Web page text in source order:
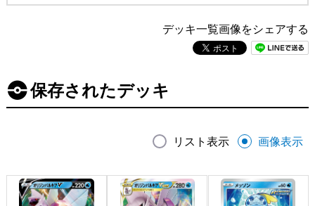
デッキ一覧画像をシェアする
保存されたデッキ
リスト表示 画像表示